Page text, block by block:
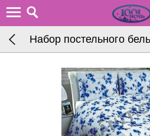
Набор постельного